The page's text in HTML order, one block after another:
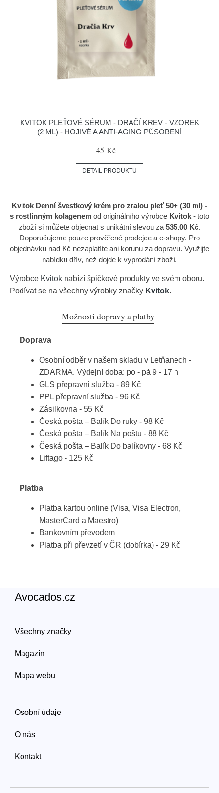
KVITOK PLEŤOVÉ SÉRUM - DRAČÍ KREV - VZOREK
(2 ML) - HOJIVÉ A ANTI-AGING PŮSOBENÍ
45 Kč
DETAIL PRODUKTU
Kvitok Denní švestkový krém pro zralou pleť 50+ (30 ml) -
s rostlinným kolagenem od originálního výrobce Kvitok - toto
zboží si můžete objednat s unikátní slevou za 535.00 Kč.
Doporučujeme pouze prověřené prodejce a e-shopy. Pro
objednávku nad Kč nezaplatíte ani korunu za dopravu. Využijte
nabídku dřív, než dojde k vyprodání zboží.
Výrobce Kvitok nabízí špičkové produkty ve svém oboru.
Podívat se na všechny výrobky značky Kvitok.
Možnosti dopravy a platby
Doprava
Osobní odběr v našem skladu v Letňanech -
ZDARMA. Výdejní doba: po - pá 9 - 17 h
GLS přepravní služba - 89 Kč
PPL přepravní služba - 96 Kč
Zásilkovna - 55 Kč
Česká pošta – Balík Do ruky - 98 Kč
Česká pošta – Balík Na poštu - 88 Kč
Česká pošta – Balík Do balíkovny - 68 Kč
Liftago - 125 Kč
Platba
Platba kartou online (Visa, Visa Electron,
MasterCard a Maestro)
Bankovním převodem
Platba při převzetí v ČR (dobírka) - 29 Kč
Avocados.cz
Všechny značky
Magazín
Mapa webu
Osobní údaje
O nás
Kontakt